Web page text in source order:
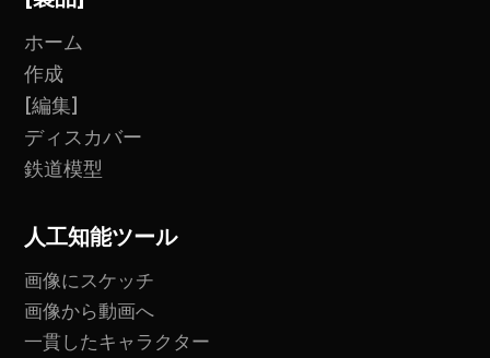
ホーム
作成
[編集]
ディスカバー
鉄道模型
人工知能ツール
画像にスケッチ
画像から動画へ
一貫したキャラクター